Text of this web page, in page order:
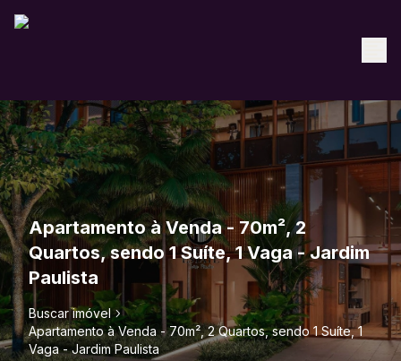
Apartamento à Venda - 70m², 2
Quartos, sendo 1 Suíte, 1 Vaga - Jardim
Paulista
Buscar imóvel
Apartamento à Venda - 70m², 2 Quartos, sendo 1 Suíte, 1
Vaga - Jardim Paulista